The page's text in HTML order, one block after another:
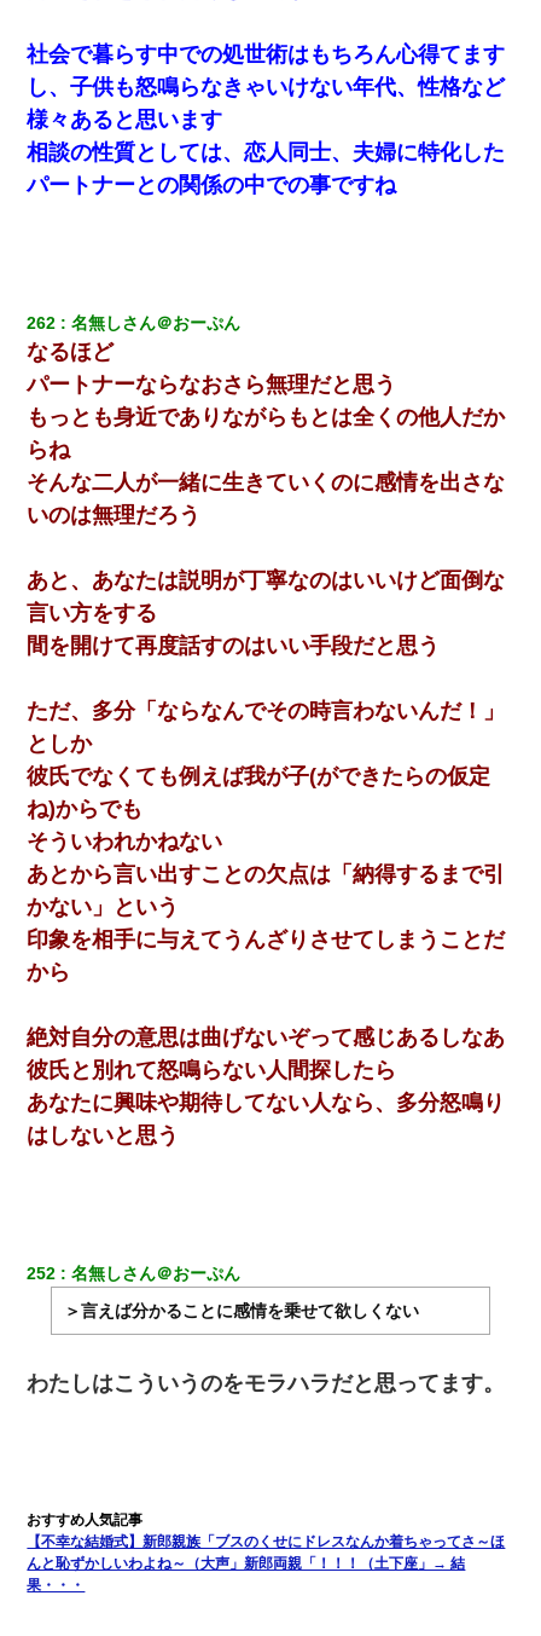
さっき嫁から、「愛しています」ってメールが届いた。俺も「愛
してます」って送ったら
旦那の元嫁「離婚したとはいえ、私が本来の妻。許可なく結婚す
るなんてどういう神経してるの？離婚届を記入して持って来い」
転職先が決まったので退職の意思を伝えたら。上司「無責任」
「簡単には辞めさせない」私（どうせ辞めるし…）→ 思いっきり
反論をしてみた
クラスで一人無口で誰とも話さない男子がいた。→修学旅行に来
なかったその男子に女子達がお土産を渡した。5分後…
全く親しくないママ友Aから突然「飲み会しよう」と誘われたがお
【画像】女の子「お母さん！！私ようやくファッションモデルに
選ばれたの！絶対見に来てね！」→悲しい結果がこれ・・・
死亡・・・
義兄嫁「娘が大学に入ったら下宿させて」私「しつこい、学校斡
旋のアパートに行け」→ 旦那が義兄に通報したら「志望校を変え
ろ！」とキレて・・・
結婚生活10ヶ月目で嫁から一方的に「もう冷めた」と離婚切り出
された
13歳娘が元嫁のところから逃げてきた。どう扱ったらいいのかわ
からない
妻と同居し始めたときから、よく妻が「どこかで音漏れしてな
い？音楽聞こえる」と言っていて…
ホテルに泊まったんだけど従業員が最悪だった。折角の旅行で何
故私が怒鳴られなきゃいけなかったのだ
嫁が涙声で『会いたいね』とか言っているのが聞こえた。俺「こ
んな時間に誰と電話してんの？」嫁「ごめんなさい…！（大号
泣」俺（キターー）→
200万を貸したコウトから、追加で400万の申し込み、私「無理。
義弟より娘たちが大事」旦那「娘たちが成人したら別れよう」私
社会で暮らす中での処世術はもちろん心得てます
し、子供も怒鳴らなきゃいけない年代、性格など
様々あると思います
相談の性質としては、恋人同士、夫婦に特化した
パートナーとの関係の中での事ですね
262 名無しさん＠おーぷん
なるほど
パートナーならなおさら無理だと思う
もっとも身近でありながらもとは全くの他人だか
らね
そんな二人が一緒に生きていくのに感情を出さな
いのは無理だろう
あと、あなたは説明が丁寧なのはいいけど面倒な
言い方をする
間を開けて再度話すのはいい手段だと思う
ただ、多分「ならなんでその時言わないんだ！」
としか
彼氏でなくても例えば我が子(ができたらの仮定
ね)からでも
そういわれかねない
あとから言い出すことの欠点は「納得するまで引
かない」という
印象を相手に与えてうんざりさせてしまうことだ
から
絶対自分の意思は曲げないぞって感じあるしなあ
彼氏と別れて怒鳴らない人間探したら
あなたに興味や期待してない人なら、多分怒鳴り
はしないと思う
252
名無しさん＠おーぷん
＞言えば分かることに感情を乗せて欲しくない
わたしはこういうのをモラハラだと思ってます。
【不幸な結婚式】新郎親族「ブスのくせにドレスなんか着ちゃってさ～ほ
んと恥ずかしいわよね～（大声」新郎両親「！！！（土下座」→ 結
果・・・